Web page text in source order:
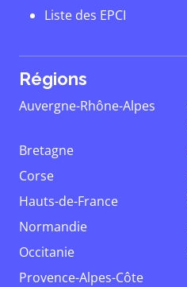
Liste des EPCI
Régions
Auvergne-Rhône-Alpes
Bretagne
Corse
Hauts-de-France
Normandie
Occitanie
Provence-Alpes-Côte